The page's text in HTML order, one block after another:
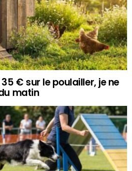
€ sur le poulailler, je ne
matin